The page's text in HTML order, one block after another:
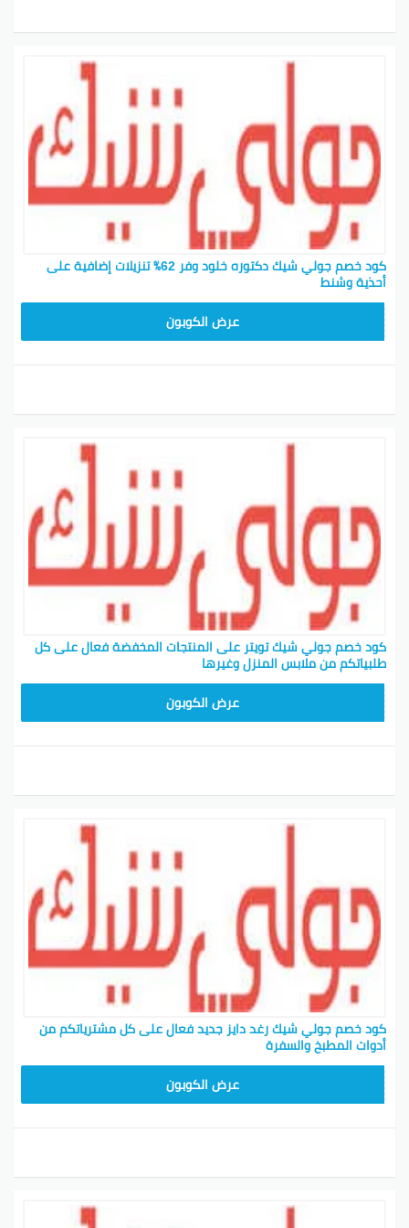
كود خصم جولي شيك دكتوره خلود وفر 62٪ تنزيلات إضافية على
أحذية وشنط
عرض الكوبون
كود خصم جولي شيك تويتر على المنتجات المخفضة فعال على كل
طلبياتكم من ملابس المنزل وغيرها
عرض الكوبون
كود خصم جولي شيك رغد دايز جديد فعال على كل مشترياتكم من
أدوات المطبخ والسفرة
عرض الكوبون